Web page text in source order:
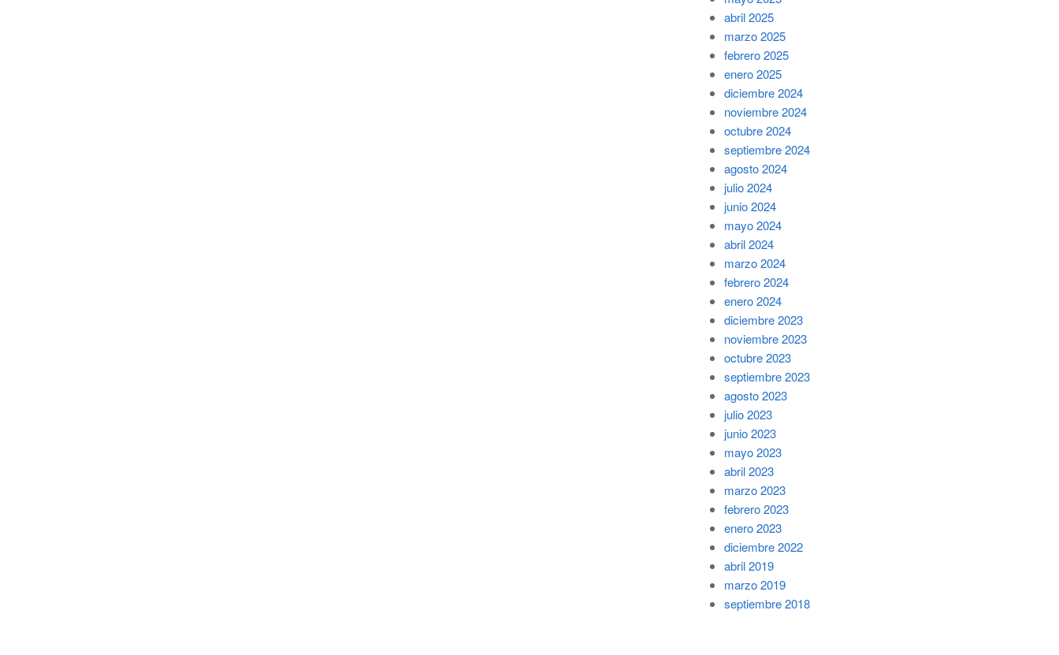
abril 2025
marzo 2025
febrero 2025
enero 2025
diciembre 2024
noviembre 2024
octubre 2024
septiembre 2024
agosto 2024
julio 2024
junio 2024
mayo 2024
abril 2024
marzo 2024
febrero 2024
enero 2024
diciembre 2023
noviembre 2023
octubre 2023
septiembre 2023
agosto 2023
julio 2023
junio 2023
mayo 2023
abril 2023
marzo 2023
febrero 2023
enero 2023
diciembre 2022
abril 2019
marzo 2019
septiembre 2018